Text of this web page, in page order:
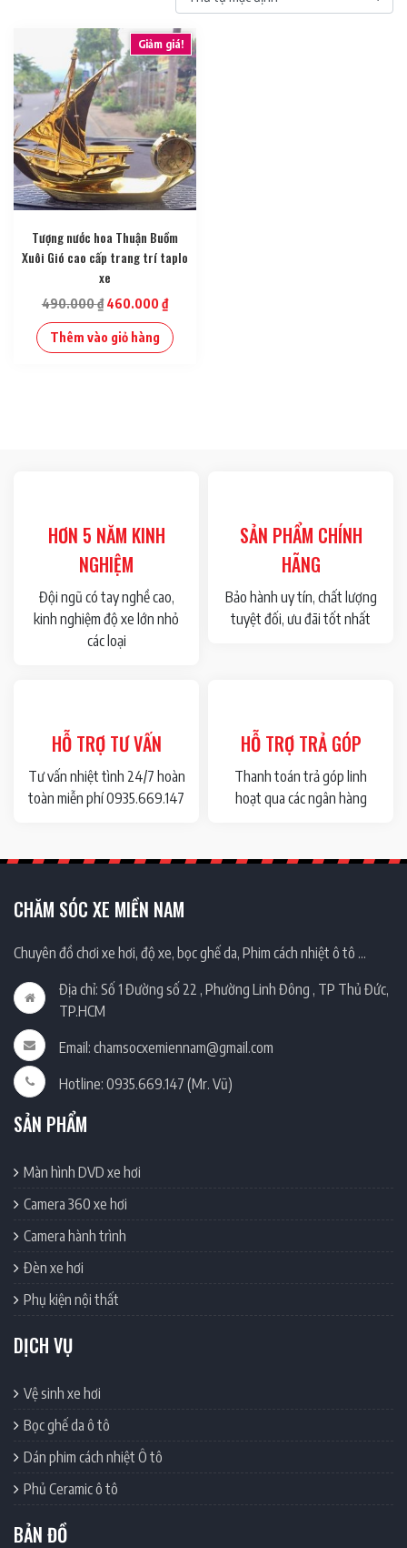
Giảm giá!
Tượng nước hoa Thuận Buồm
Xuôi Gió cao cấp trang trí taplo
xe
490.000₫ 460.000 ₫
Thêm vào giỏ hàng
HƠN 5 NĂM KINH
NGHIỆM
Đội ngũ có tay nghề cao,
kinh nghiệm độ xe lớn nhỏ
các loại
SẢN PHẨM CHÍNH
HÃNG
Bảo hành uy tín, chất lượng
tuyệt đối, ưu đãi tốt nhất
HỖ TRỢ TƯ VẤN
Tư vấn nhiệt tình 24/7 hoàn
toàn miễn phí 0935.669.147
HỖ TRỢ TRẢ GÓP
Thanh toán trả góp linh
hoạt qua các ngân hàng
CHĂM SÓC XE MIỀN NAM
Chuyên đồ chơi xe hơi, độ xe, bọc ghế da, Phim cách nhiệt ô tô …
Địa chỉ: Số 1 Đường số 22 , Phường Linh Đông , TP Thủ Đức,
TP.HCM
Email: chamsocxemiennam@gmail.com
Hotline: 0935.669.147 (Mr. Vũ)
SẢN PHẨM
Màn hình DVD xe hơi
Camera 360 xe hơi
Camera hành trình
Đèn xe hơi
Phụ kiện nội thất
DỊCH VỤ
Vệ sinh xe hơi
Bọc ghế da ô tô
Dán phim cách nhiệt Ô tô
Phủ Ceramic ô tô
BẢN ĐỒ